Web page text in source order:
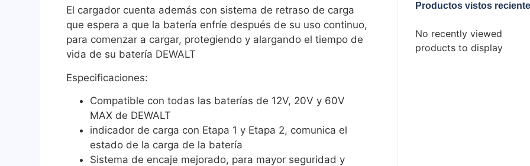
El cargador cuenta además con sistema de retraso de carga
que espera a que la batería enfríe después de su uso continuo,
para comenzar a cargar, protegiendo y alargando el tiempo de
vida de su batería DEWALT
Especificaciones:
Compatible con todas las baterías de 12V, 20V y 60V
MAX de DEWALT
indicador de carga con Etapa 1 y Etapa 2, comunica el
estado de la carga de la batería
Sistema de encaje mejorado, para mayor seguridad y
Productos vistos
No recently viewed
products to display